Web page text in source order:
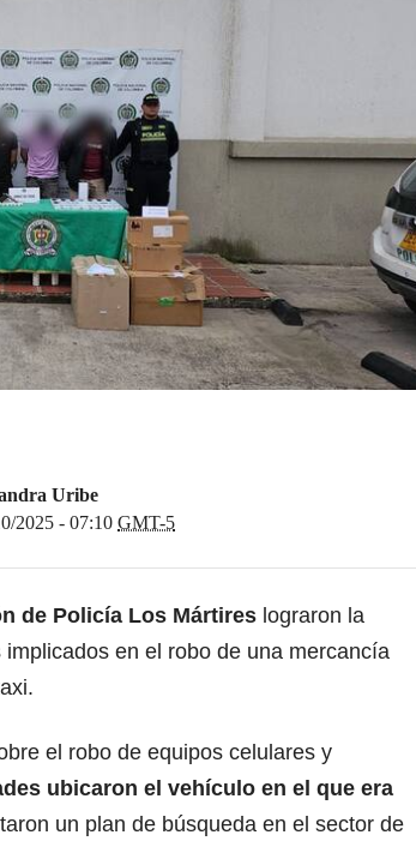
Uribe
2025 - 07:10 GMT-5
de Policía Los Mártires lograron la
en el robo de una mercancía
el robo de equipos celulares y
ubicaron el vehículo en el que era
un plan de búsqueda en el sector de